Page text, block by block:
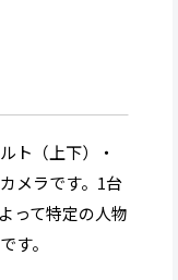
ト（上下）・
メラです。1台
って特定の人物
す。